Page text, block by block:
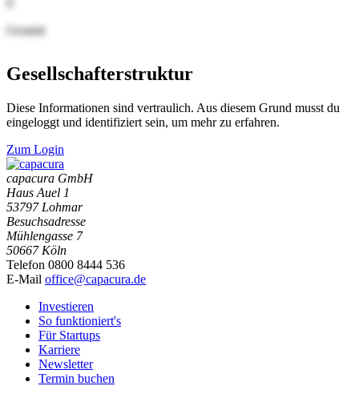
Gesamt
Gesellschafterstruktur
Diese Informationen sind vertraulich. Aus diesem Grund musst du
eingeloggt und identifiziert sein, um mehr zu erfahren.
Zum Login
capacura GmbH
Haus Auel 1
53797 Lohmar
Besuchsadresse
Mühlengasse 7
50667 Köln
Telefon 0800 8444 536
E-Mail office@capacura.de
Investieren
So funktioniert's
Für Startups
Karriere
Newsletter
Termin buchen